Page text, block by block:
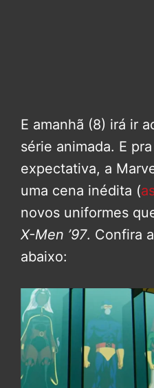
E amanhã (8) irá ir
série animada. E
expectativa, a
uma cena inédita (
novos uniformes
X-Men ’97. Confira
abaixo: